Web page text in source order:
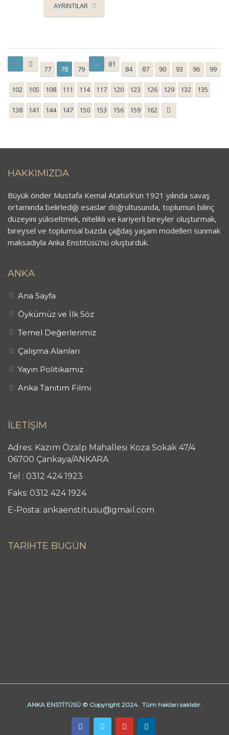
AYRINTILAR
77 78 79
… 81
84 87 90 93 96 99
102 105 108 111 114 117 120 123 126 129 132 135
138 141 144 147 150 153 156 159 162
HAKKIMIZDA
Büyük önder Mustafa Kemal Atatürk’ün 1921 yılında savaş
ortamında belirlediği esaslar doğrultusunda, toplumun bilinç
düzeyini yükseltmek, nitelikli ve kariyerli bireyler oluşturmak,
bireysel ve toplumsal bazda çağdaş yaşam modelleri sunmak
maksadıyla Anka Enstitüsü’nü oluşturduk.
ANKA
Ana Sayfa
Öykümüz ve İlk Söz
Temel Değerlerimiz
Çalışma Alanları
Yayın Politikamız
Anka Tanıtım Filmi
İLETİŞİM
Adres: Kazım Özalp Mahallesi Koza Sokak 47/4
06700 Çankaya/ANKARA
Tel : 0312 424 1923
Faks: 0312 424 1924
E-Posta: ankaenstitusu@gmail.com
TARİHTE BUGÜN
ANKA ENSTİTÜSÜ © Copyright 2024. Tüm hakları saklıdır.